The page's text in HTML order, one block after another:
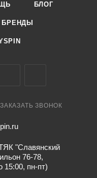
БЛОГ
БРЕНДЫ
ЗАКАЗАТЬ ЗВОНОК
"Славянский
76-78,
15:00, пн-пт)